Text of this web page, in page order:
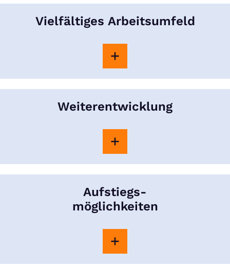
Vielfältiges Arbeitsumfeld
Weiterentwicklung
Aufstiegs-
möglichkeiten